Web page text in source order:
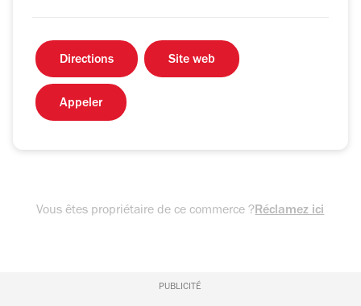
Directions Site web
Appeler
Vous êtes propriétaire de ce commerce ?Réclamez ici
PUBLICITÉ